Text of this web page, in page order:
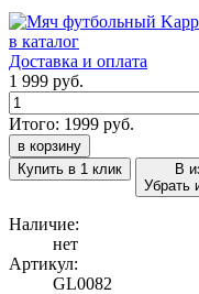
в каталог
Доставка и оплата
1 999 руб.
Итого: 1999 руб.
в корзину
Купить в 1 клик
В
Убрать
Наличие:
нет
Артикул:
GL0082